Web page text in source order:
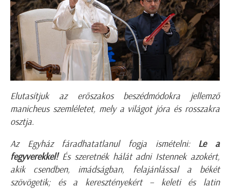
Elutasítjuk az erőszakos beszédmódokra jellemző
manicheus szemléletet, mely a világot jóra és rosszakra
osztja.
Az Egyház fáradhatatlanul fogja ismételni: Le a
fegyverekkel!És szeretnék hálát adni Istennek azokért,
akik csendben, imádságban, felajánlással a békét
szövögetik; és a keresztényekért – keleti és latin